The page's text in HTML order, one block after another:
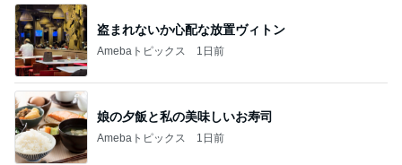
盗まれないか心配な放置ヴィトン
Amebaトピックス 1日前
娘の夕飯と私の美味しいお寿司
Amebaトピックス 1日前